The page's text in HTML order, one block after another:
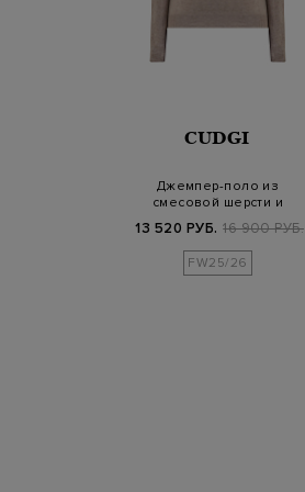
CUDGI
Джемпер-поло из
смесовой шерсти и
13 520 РУБ. 16 900 РУБ.
FW25/26